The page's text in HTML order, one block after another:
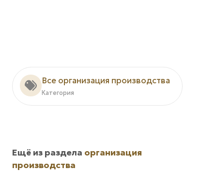
Все организация производства
Категория
Ещё из раздела организация
производства